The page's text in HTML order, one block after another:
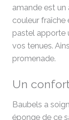
amande est un
couleur fraîche
pastel apporte
vos tenues.
promenade.
Un
Baubels a
éponge de ce